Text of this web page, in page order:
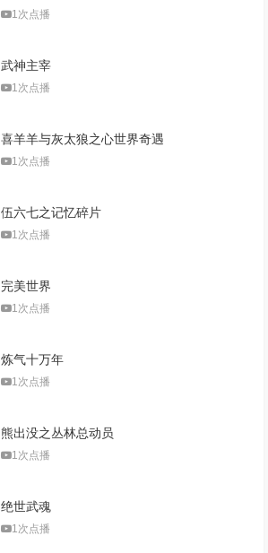
1次点播
武神主宰
1次点播
喜羊羊与灰太狼之心世界奇遇
1次点播
伍六七之记忆碎片
1次点播
完美世界
1次点播
炼气十万年
1次点播
熊出没之丛林总动员
1次点播
绝世武魂
1次点播